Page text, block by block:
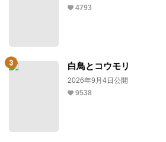
4793
白鳥とコウモリ
2026年9月4日公開
9538